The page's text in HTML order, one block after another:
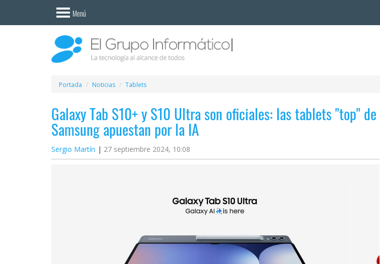
Menú
sesión /
Portada Noticias Tablets
Galaxy Tab S10+ y S10 Ultra son oficiales: las tablets "top" de
Samsung apuestan por la IA
Sergio Martín 27 septiembre 2024, 10:08